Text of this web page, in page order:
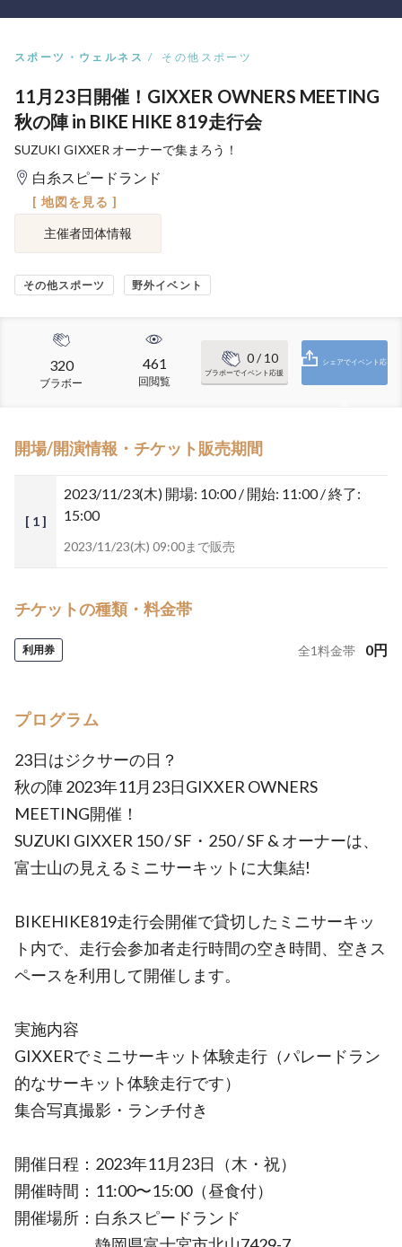
スポーツ・ウェルネス その他スポーツ
11月23日開催！GIXXER OWNERS MEETING
秋の陣 in BIKE HIKE 819走行会
SUZUKI GIXXER オーナーで集まろう！
白糸スピードランド
[ 地図を見る ]
主催者団体情報
その他スポーツ 野外イベント
320
ブラボー
461
回閲覧
0/ 10
ブラボーでイベント応援
シェアでイベント応
開場/開演情報・チケット販売期間
[ 1 ]
2023/11/23(木) 開場: 10:00 / 開始: 11:00 / 終了:
15:00
2023/11/23(木) 09:00まで販売
チケットの種類・料金帯
利用券 全1料金帯 0円
プログラム
23日はジクサーの日？
秋の陣 2023年11月23日GIXXER OWNERS
MEETING開催！
SUZUKI GIXXER 150 / SF・250 / SF & オーナーは、
富士山の見えるミニサーキットに大集結!
BIKEHIKE819走行会開催で貸切したミニサーキッ
ト内で、走行会参加者走行時間の空き時間、空きス
ペースを利用して開催します。
実施内容
GIXXERでミニサーキット体験走行（パレードラン
的なサーキット体験走行です）
集合写真撮影・ランチ付き
開催日程：2023年11月23日（木・祝）
開催時間：11:00〜15:00（昼食付）
開催場所：白糸スピードランド